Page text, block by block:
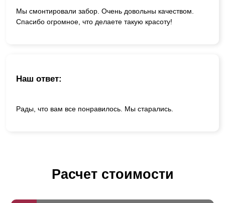
Мы смонтировали забор. Очень довольны качеством.
Спасибо огромное, что делаете такую красоту!
Наш ответ:
Рады, что вам все понравилось. Мы старались.
Расчет стоимости